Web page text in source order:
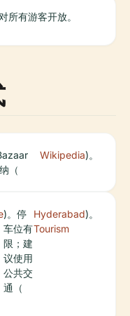
所有游客开放。
（
Wikipedia)。
)。停
车位有
限；建
议使用
公共交
通（
Hyderabad
Tourism
)。